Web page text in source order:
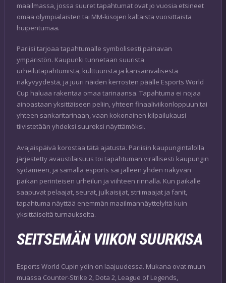
maailmassa, jossa suuret tapahtumat ovat jo vuosia etsineet
omaa olympialaisten tai MM-kisojen kaltaista vuosittaista
huipentumaa.
Pariisi tarjoaa tapahtumalle symbolisesti painavan
ympäristön. Kaupunki tunnetaan suurista
urheilutapahtumista, kulttuurista ja kansainvälisestä
näkyvyydestä, ja juuri näiden kerrosten päälle Esports World
Cup haluaa rakentaa omaa tarinaansa. Tapahtuma ei nojaa
ainoastaan yksittäiseen peliin, yhteen finaaliviikonloppuun tai
yhteen sankaritarinaan, vaan kokonainen kilpailukausi
tiivistetään yhdeksi suureksi näyttämöksi.
Avajaispäivä korostaa tätä ajatusta. Pariisin kaupungintalolla
järjestetty avaustilaisuus toi tapahtuman virallisesti kaupungin
sydämeen, ja samalla esports sai jälleen yhden näkyvän
paikan perinteisen urheilun ja viihteen rinnalla. Kun paikalle
saapuvat pelaajat, seurat, julkaisijat, striimaajat ja fanit,
tapahtuma näyttää enemmän maailmannäyttelyltä kuin
yksittäiseltä turnaukselta.
SEITSEMÄN VIIKON SUURKISA
Esports World Cupin ydin on laajuudessa. Mukana ovat muun
muassa Counter-Strike 2, Dota 2, League of Legends,